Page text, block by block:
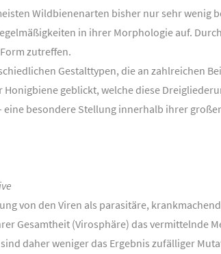
Wildbienenarten bisher nur sehr wenig
in ihrer Morphologie auf.
zutreffen.
Gestalttypen, die an zahlreichen
geblickt, welche diese
besondere Stellung innerhalb ihrer
von den Viren als parasitäre,
Gesamtheit (Virosphäre) das vermittelnde
daher weniger das Ergebnis zufälliger